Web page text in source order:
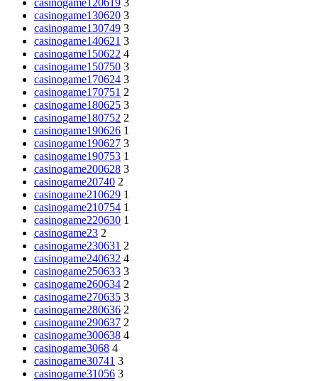
casinogame120619 3
casinogame130620 3
casinogame130749 3
casinogame140621 3
casinogame150622 4
casinogame150750 3
casinogame170624 3
casinogame170751 2
casinogame180625 3
casinogame180752 2
casinogame190626 1
casinogame190627 3
casinogame190753 1
casinogame200628 3
casinogame20740 2
casinogame210629 1
casinogame210754 1
casinogame220630 1
casinogame23 2
casinogame230631 2
casinogame240632 4
casinogame250633 3
casinogame260634 2
casinogame270635 3
casinogame280636 2
casinogame290637 2
casinogame300638 4
casinogame3068 4
casinogame30741 3
casinogame31056 3